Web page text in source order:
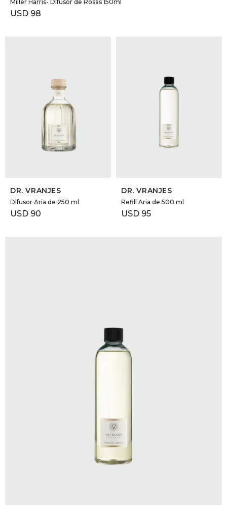
Miller Harris- Difusor de Rosas 150ml
USD 98
DR. VRANJES
Difusor Aria de 250 ml
USD 90
DR. VRANJES
Refill Aria de 500 ml
USD 95